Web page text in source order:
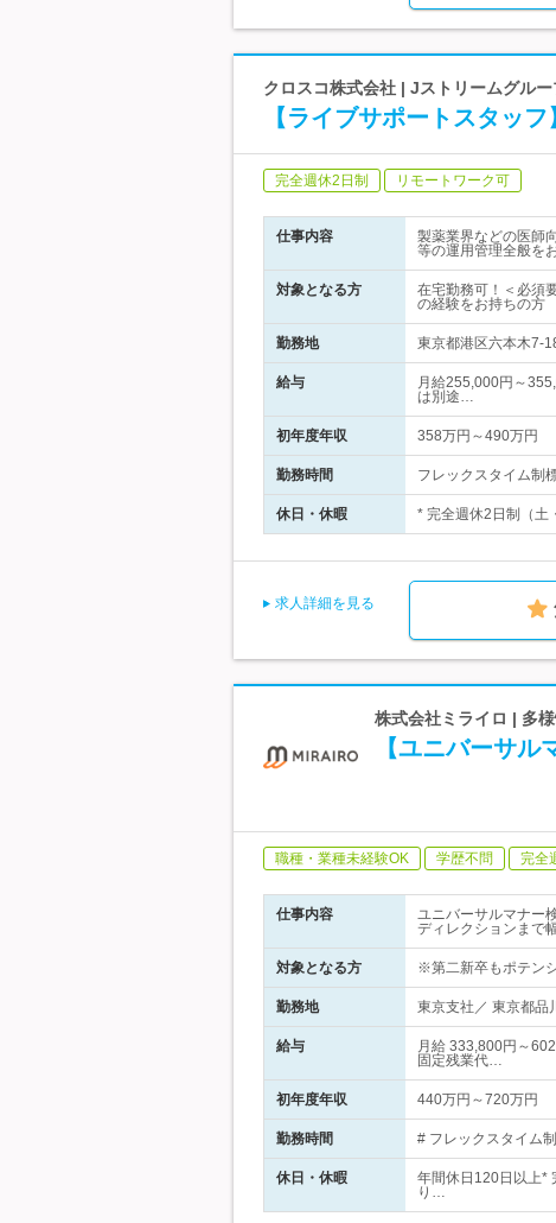
クロスコ株式会社 | Jストリームグル
【ライブサポートスタッ
完全週休2日制 リモートワーク可
仕事内容
製薬業界などの医師
等の運用管理全般を
対象となる方
在宅勤務可！＜必須
の経験をお持ちの方
勤務地 東京都港区六本木7-
給与
月給255,000円～
は別途…
初年度年収 358万円～490万円
勤務時間 フレックスタイム制
休日・休暇 * 完全週休2日制（土
求人詳細を見る
株式会社ミライロ | 多
【ユニバーサ
職種・業種未経験OK 学歴不問 完全
仕事内容
ユニバーサルマナー
ディレクションまで
対象となる方 ※第二新卒もポテン
勤務地 東京支社／ 東京都
給与
月給 333,800円～
固定残業代…
初年度年収 440万円～720万円
勤務時間 # フレックスタイ
休日・休暇
年間休日120日以上*
り…